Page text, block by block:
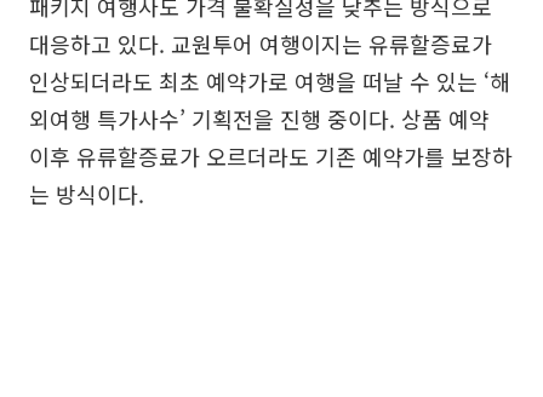
대응하고 있다. 교원투어 여행이지는 유류할증료가
인상되더라도 최초 예약가로 여행을 떠날 수 있는 ‘해
외여행 특가사수’ 기획전을 진행 중이다. 상품 예약
이후 유류할증료가 오르더라도 기존 예약가를 보장하
는 방식이다.